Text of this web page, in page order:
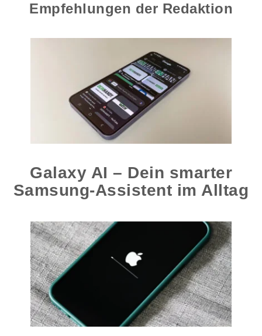
Empfehlungen der Redaktion
Galaxy AI – Dein smarter
Samsung-Assistent im Alltag